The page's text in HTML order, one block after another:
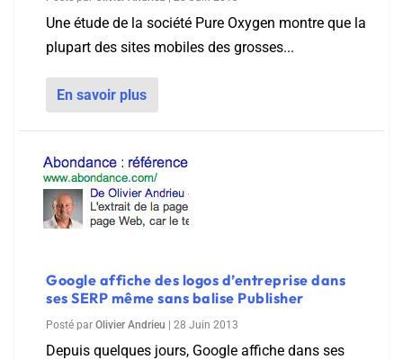
Une étude de la société Pure Oxygen montre que la
plupart des sites mobiles des grosses...
En savoir plus
Google affiche des logos d’entreprise dans
ses SERP même sans balise Publisher
Posté par Olivier Andrieu | 28 Juin 2013
Depuis quelques jours, Google affiche dans ses